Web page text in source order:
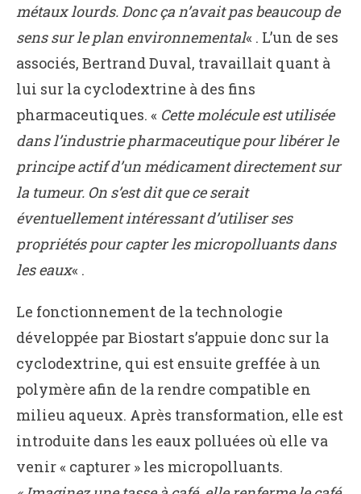
métaux lourds. Donc ça n’avait pas beaucoup de
sens sur le plan environnemental« . L’un de ses
associés, Bertrand Duval, travaillait quant à
lui sur la cyclodextrine à des fins
pharmaceutiques. « Cette molécule est utilisée
dans l’industrie pharmaceutique pour libérer le
principe actif d’un médicament directement sur
la tumeur. On s’est dit que ce serait
éventuellement intéressant d’utiliser ses
propriétés pour capter les micropolluants dans
les eaux« .
Le fonctionnement de la technologie
développée par Biostart s’appuie donc sur la
cyclodextrine, qui est ensuite greffée à un
polymère afin de la rendre compatible en
milieu aqueux. Après transformation, elle est
introduite dans les eaux polluées où elle va
venir « capturer » les micropolluants.